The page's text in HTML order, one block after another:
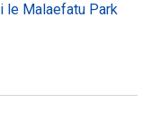
le Malaefatu Park